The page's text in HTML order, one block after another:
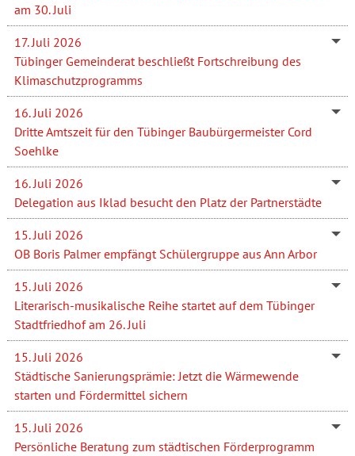
am 30. Juli
17. Juli 2026
Tübinger Gemeinderat beschließt Fortschreibung des
Klimaschutzprogramms
16. Juli 2026
Dritte Amtszeit für den Tübinger Baubürgermeister Cord
Soehlke
16. Juli 2026
Delegation aus Iklad besucht den Platz der Partnerstädte
15. Juli 2026
OB Boris Palmer empfängt Schülergruppe aus Ann Arbor
15. Juli 2026
Literarisch-musikalische Reihe startet auf dem Tübinger
Stadtfriedhof am 26. Juli
15. Juli 2026
Städtische Sanierungsprämie: Jetzt die Wärmewende
starten und Fördermittel sichern
15. Juli 2026
Persönliche Beratung zum städtischen Förderprogramm